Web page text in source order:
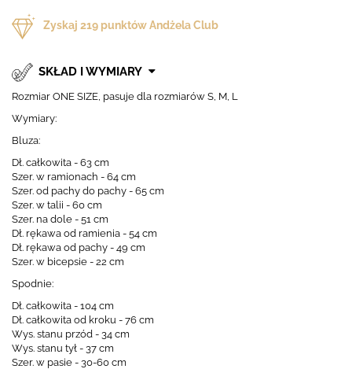
Zyskaj 219 punktów Andżela Club
SKŁAD I WYMIARY
Rozmiar ONE SIZE, pasuje dla rozmiarów S, M, L
Wymiary:
Bluza:
Dł. całkowita - 63 cm
Szer. w ramionach - 64 cm
Szer. od pachy do pachy - 65 cm
Szer. w talii - 60 cm
Szer. na dole - 51 cm
Dł. rękawa od ramienia - 54 cm
Dł. rękawa od pachy - 49 cm
Szer. w bicepsie - 22 cm
Spodnie:
Dł. całkowita - 104 cm
Dł. całkowita od kroku - 76 cm
Wys. stanu przód - 34 cm
Wys. stanu tył - 37 cm
Szer. w pasie - 30-60 cm